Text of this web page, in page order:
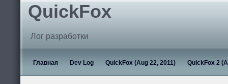
QuickFox
Лог разработки
Главная Dev Log QuickFox (Aug 22, 2011) QuickFox 2